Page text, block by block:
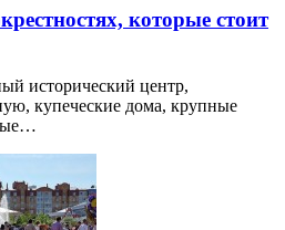
которые стоит
исторический центр,
купеческие дома, крупные